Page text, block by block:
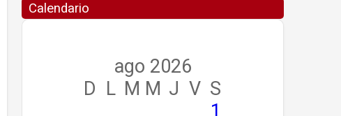
Calendario
ago 2026
D L M M J V S
1